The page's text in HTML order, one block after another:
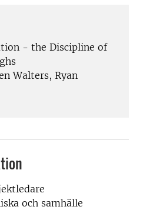
- the Discipline of
Walters, Ryan
och samhälle